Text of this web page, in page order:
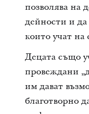
позволява на
дейности и
които учат
Децата също
провеждани
им дават
благотворно